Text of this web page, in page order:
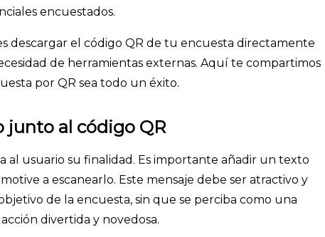
encuestados.
descargar el código QR de tu encuesta directamente
de herramientas externas. Aquí te compartimos
por QR sea todo un éxito.
junto al código QR
al usuario su finalidad. Es importante añadir un texto
a escanearlo. Este mensaje debe ser atractivo y
de la encuesta, sin que se perciba como una
divertida y novedosa.